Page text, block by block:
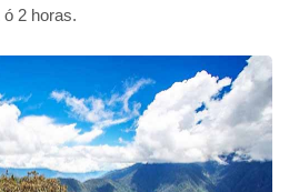
2 horas.